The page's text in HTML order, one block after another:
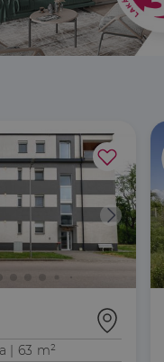
| 63 m²